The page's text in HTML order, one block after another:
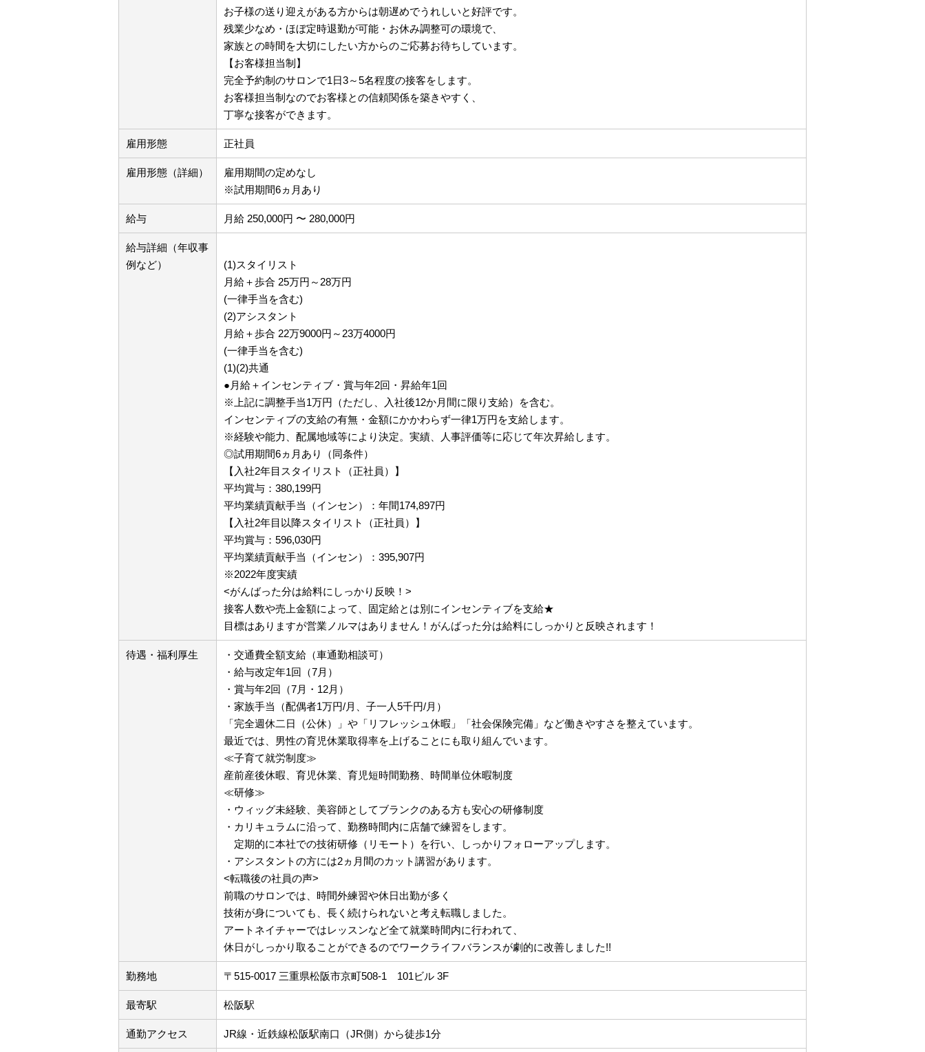
お子様の送り迎えがある方からは朝遅めでうれしいと好評です。
残業少なめ・ほぼ定時退勤が可能・お休み調整可の環境で、
家族との時間を大切にしたい方からのご応募お待ちしています。
【お客様担当制】
完全予約制のサロンで1日3～5名程度の接客をします。
お客様担当制なのでお客様との信頼関係を築きやすく、
丁寧な接客ができます。
雇用形態 正社員
雇用形態（詳細）
雇用期間の定めなし
※試用期間6ヵ月あり
給与 月給 250,000円 〜 280,000円
給与詳細（年収事
例など）
(1)スタイリスト
月給＋歩合 25万円～28万円
(一律手当を含む)
(2)アシスタント
月給＋歩合 22万9000円～23万4000円
(一律手当を含む)
(1)(2)共通
●月給＋インセンティブ・賞与年2回・昇給年1回
※上記に調整手当1万円（ただし、入社後12か月間に限り支給）を含む。
インセンティブの支給の有無・金額にかかわらず一律1万円を支給します。
※経験や能力、配属地域等により決定。実績、人事評価等に応じて年次昇給します。
◎試用期間6ヵ月あり（同条件）
【入社2年目スタイリスト（正社員）】
平均賞与：380,199円
平均業績貢献手当（インセン）：年間174,897円
【入社2年目以降スタイリスト（正社員）】
平均賞与：596,030円
平均業績貢献手当（インセン）：395,907円
※2022年度実績
<がんばった分は給料にしっかり反映！>
接客人数や売上金額によって、固定給とは別にインセンティブを支給★
目標はありますが営業ノルマはありません！がんばった分は給料にしっかりと反映されます！
待遇・福利厚生
・交通費全額支給（車通勤相談可）
・給与改定年1回（7月）
・賞与年2回（7月・12月）
・家族手当（配偶者1万円/月、子一人5千円/月）
「完全週休二日（公休）」や「リフレッシュ休暇」「社会保険完備」など働きやすさを整えています。
最近では、男性の育児休業取得率を上げることにも取り組んでいます。
≪子育て就労制度≫
産前産後休暇、育児休業、育児短時間勤務、時間単位休暇制度
≪研修≫
・ウィッグ未経験、美容師としてブランクのある方も安心の研修制度
・カリキュラムに沿って、勤務時間内に店舗で練習をします。
定期的に本社での技術研修（リモート）を行い、しっかりフォローアップします。
・アシスタントの方には2ヵ月間のカット講習があります。
<転職後の社員の声>
前職のサロンでは、時間外練習や休日出勤が多く
技術が身についても、長く続けられないと考え転職しました。
アートネイチャーではレッスンなど全て就業時間内に行われて、
休日がしっかり取ることができるのでワークライフバランスが劇的に改善しました!!
勤務地 〒515-0017 三重県松阪市京町508-1 101ビル 3F
最寄駅 松阪駅
通勤アクセス JR線・近鉄線松阪駅南口（JR側）から徒歩1分